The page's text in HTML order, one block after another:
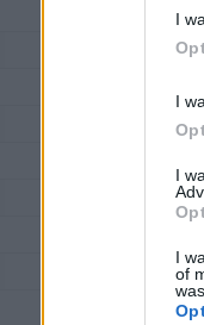
I
I
I
I
of